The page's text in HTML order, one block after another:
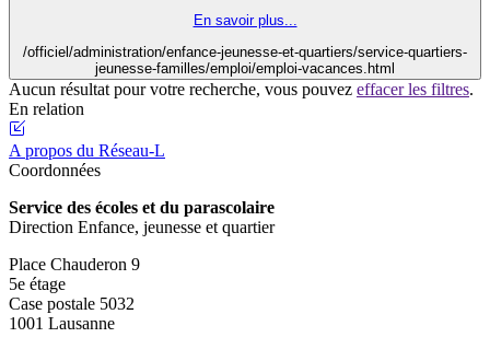
En savoir plus...
/officiel/administration/enfance-jeunesse-et-quartiers/service-quartiers-
jeunesse-familles/emploi/emploi-vacances.html
Aucun résultat pour votre recherche, vous pouvez effacer les filtres.
En relation
A propos du Réseau-L
Coordonnées
Service des écoles et du parascolaire
Direction Enfance, jeunesse et quartier
Place Chauderon 9
5e étage
Case postale 5032
1001 Lausanne